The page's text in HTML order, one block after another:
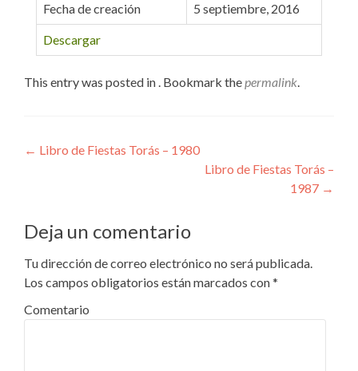
Fecha de creación 5 septiembre, 2016
Descargar
This entry was posted in . Bookmark thepermalink.
Navegador Publicaciones
← Libro de Fiestas Torás – 1980
Libro de Fiestas Torás –
1987 →
Deja un comentario
Tu dirección de correo electrónico no será publicada.
Los campos obligatorios están marcados con*
Comentario